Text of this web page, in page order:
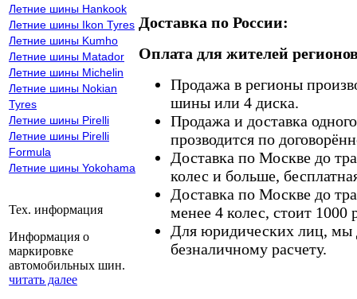
Летние шины Hankook
Летние шины Ikon Tyres
Летние шины Kumho
Летние шины Matador
Летние шины Michelin
Летние шины Nokian
Tyres
Летние шины Pirelli
Летние шины Pirelli
Formula
Летние шины Yokohama
Тех. информация
Информация о
маркировке
автомобильных шин.
читать далее
Доставка по России:
Оплата для жителей
Продажа в регионы
шины или 4 диска.
Продажа и доставка
прозводится по
Доставка по Москве до
колес и больше,
Доставка по Москве до
менее 4 колес, стоит 1000
Для юридических лиц, мы
безналичному расчету.